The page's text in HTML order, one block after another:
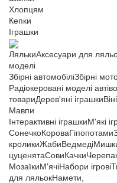
Хлопцям
Кепки
Іграшки
ЛялькиАксесуари для
моделі
Збірні автомобіліЗбірні
Радіокеровані моделі
товариДерев'яні іграшки
Мавпи
Інтерактивні іграшкиМ'які
СонечкоКороваГіпопотами
кроликиЖабиВедмеді
цуценятаСовиКачки
МозаїкиМ'ячіНабори ігрові
для ляльокНамети,